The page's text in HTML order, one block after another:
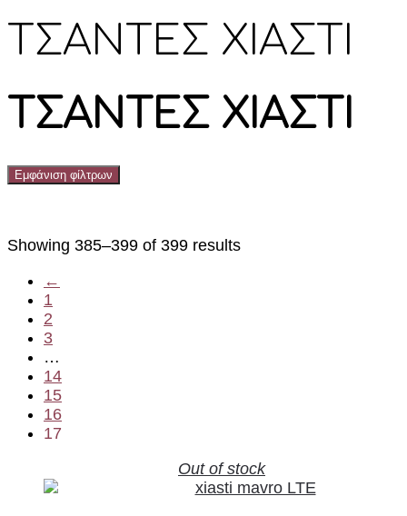
ΤΣΑΝΤΕΣ ΧΙΑΣΤΙ
ΤΣΑΝΤΕΣ ΧΙΑΣΤΙ
Εμφάνιση φίλτρων
Showing 385–399 of 399 results
←
1
2
3
…
14
15
16
17
Out of stock